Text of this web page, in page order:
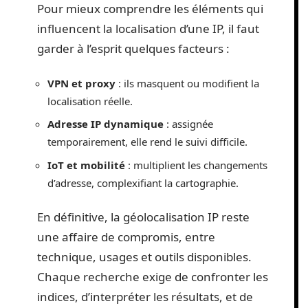
Pour mieux comprendre les éléments qui
influencent la localisation d’une IP, il faut
garder à l’esprit quelques facteurs :
VPN et proxy : ils masquent ou modifient la
localisation réelle.
Adresse IP dynamique : assignée
temporairement, elle rend le suivi difficile.
IoT et mobilité : multiplient les changements
d’adresse, complexifiant la cartographie.
En définitive, la géolocalisation IP reste
une affaire de compromis, entre
technique, usages et outils disponibles.
Chaque recherche exige de confronter les
indices, d’interpréter les résultats, et de